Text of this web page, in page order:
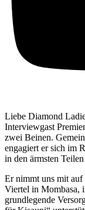
Liebe Diamond
Interviewgast
zwei Beinen.
engagiert er sich im
in den ärmsten
Er nimmt uns mit auf
Viertel in Mombasa,
grundlegende